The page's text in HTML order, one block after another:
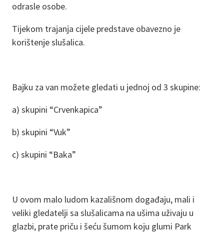
odrasle osobe.
Tijekom trajanja cijele predstave obavezno je
korištenje slušalica.
Bajku za van možete gledati u jednoj od 3 skupine:
a) skupini “Crvenkapica”
b) skupini “Vuk”
c) skupini “Baka”
U ovom malo ludom kazališnom događaju, mali i
veliki gledatelji sa slušalicama na ušima uživaju u
glazbi, prate priču i šeću šumom koju glumi Park